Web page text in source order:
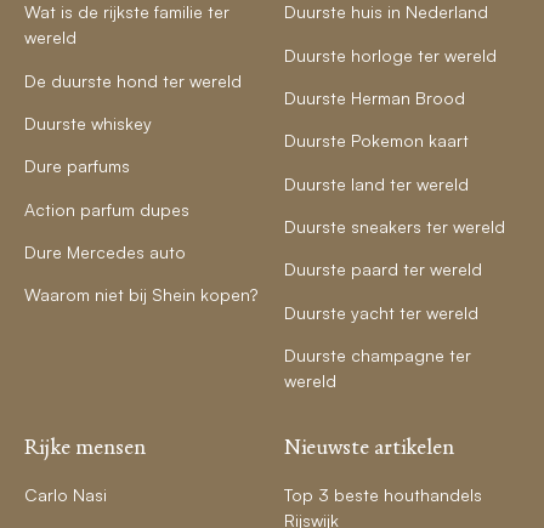
Wat is de rijkste familie ter
wereld
De duurste hond ter wereld
Duurste whiskey
Dure parfums
Action parfum dupes
Dure Mercedes auto
Waarom niet bij Shein kopen?
Duurste huis in Nederland
Duurste horloge ter wereld
Duurste Herman Brood
Duurste Pokemon kaart
Duurste land ter wereld
Duurste sneakers ter wereld
Duurste paard ter wereld
Duurste yacht ter wereld
Duurste champagne ter
wereld
Rijke mensen
Carlo Nasi
Nieuwste artikelen
Top 3 beste houthandels
Rijswijk